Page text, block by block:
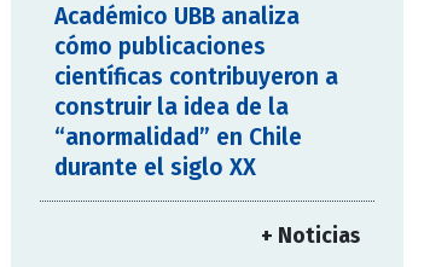
Académico UBB analiza
cómo publicaciones
científicas contribuyeron a
construir la idea de la
“anormalidad” en Chile
durante el siglo XX
+ Noticias